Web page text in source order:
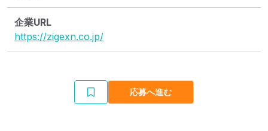
企業URL
https://zigexn.co.jp/
応募へ進む